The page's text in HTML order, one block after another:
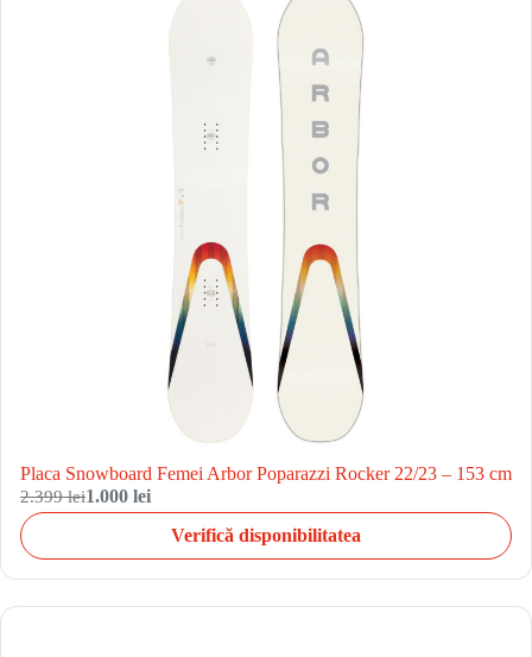
Placa Snowboard Femei Arbor Poparazzi Rocker 22/23 – 153 cm
2.399 lei1.000 lei
Verifică disponibilitatea